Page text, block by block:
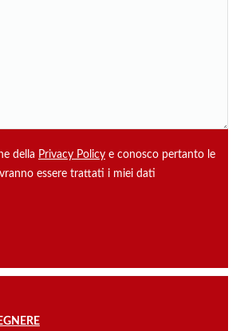
della Privacy Policy e conosco pertanto le
essere trattati i miei dati